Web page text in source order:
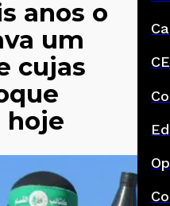
anos o
um
cujas
hoje